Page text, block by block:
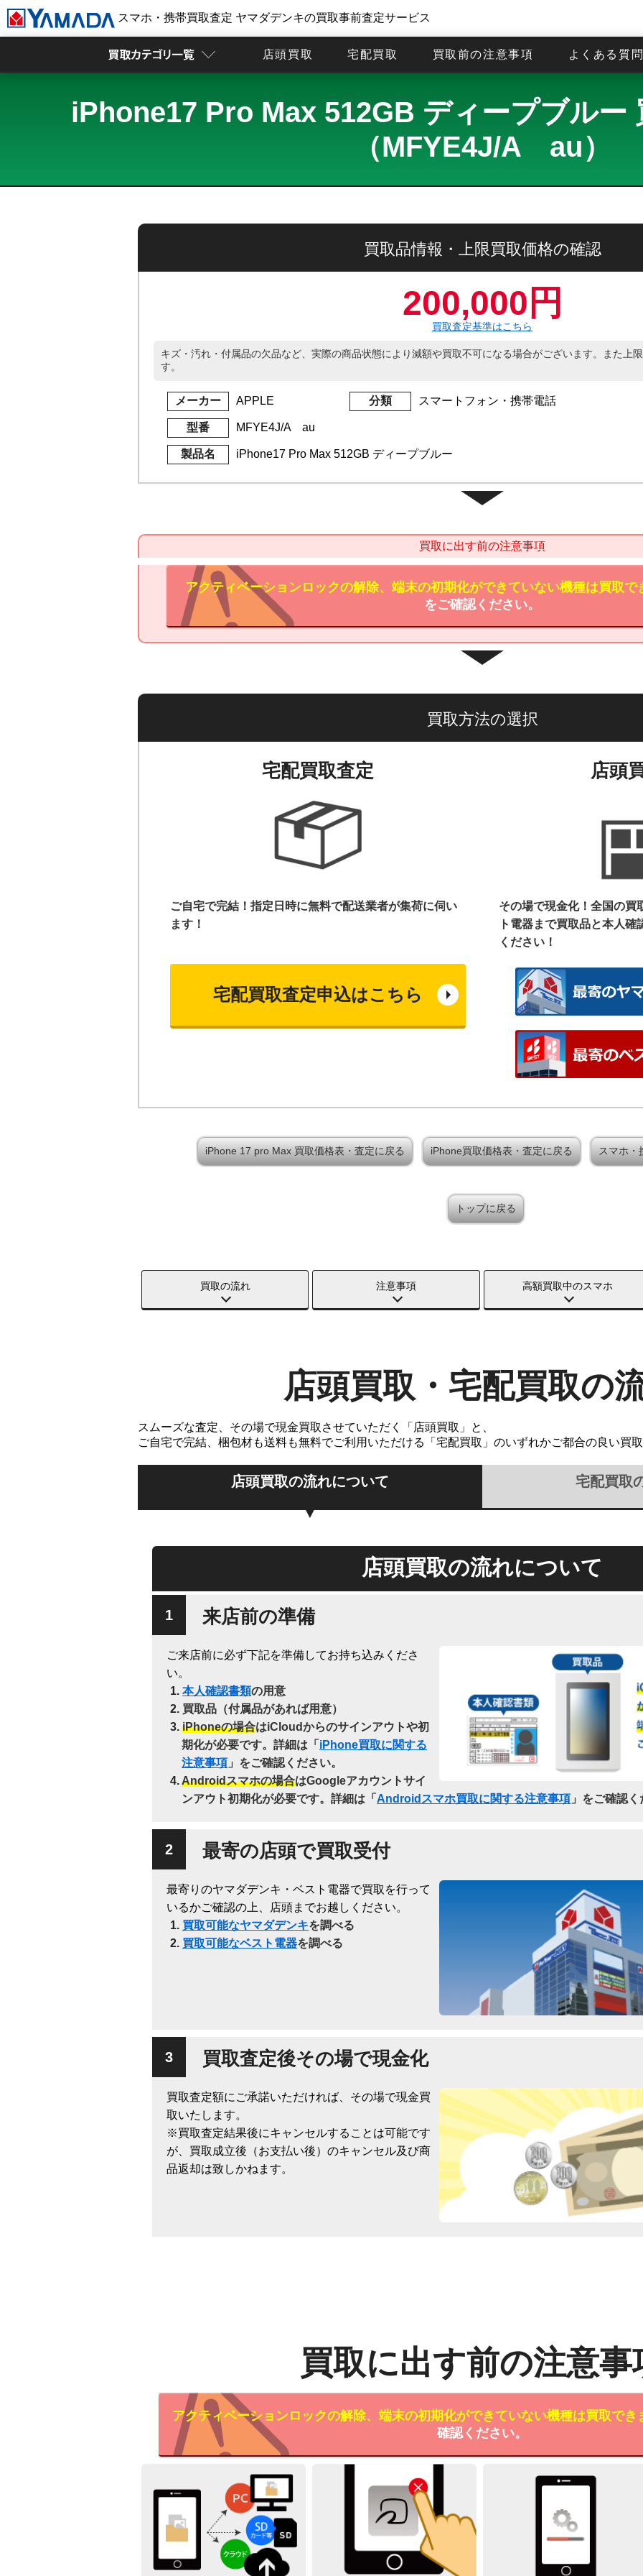
スマホ・携帯買取査定 ヤマダデンキの買取事前査定サービス
店頭買取 宅配買取 買取前の注意事項 よくある質
iPhone17 Pro Max 512GB ディープブルー
（MFYE4J/A au）
買取品情報・上限買取価格の確認
200,000円
買取査定基準はこちら
キズ・汚れ・付属品の欠品など、実際の商品状態により減額や買取不可になる場合がございます。また上
す。
メーカー APPLE 分類 スマートフォン・携帯電話
型番 MFYE4J/A au
製品名 iPhone17 Pro Max 512GB ディープブルー
買取に出す前の注意事項
アクティベーションロックの解除、端末の初期化ができていない機種は買取で
をご確認ください。
買取方法の選択
宅配買取査定
ご自宅で完結！指定日時に無料で配送業者が集荷に伺い
ます！
宅配買取査定申込はこちら
店頭
その場で現金化！全国の買
ト電器まで買取品と本人確
ください！
iPhone 17 pro Max 買取価格表・査定に戻る iPhone買取価格表・査定に戻る スマホ・
トップに戻る
買取の流れ 注意事項 高額買取中のスマホ
店頭買取・宅配買取の
スムーズな査定、その場で現金買取させていただく「店頭買取」と、
ご自宅で完結、梱包材も送料も無料でご利用いただける「宅配買取」のいずれかご都合の良い買
店頭買取の流れについて 宅配買取
店頭買取の流れについて
来店前の準備
ご来店前に必ず下記を準備してお持ち込みくださ
い。
本人確認書類の用意
買取品（付属品があれば用意）
iPhoneの場合はiCloudからのサインアウトや初
期化が必要です。詳細は「 iPhone買取に関する
注意事項 」をご確認ください。
Androidスマホの場合はGoogleアカウントサイ
ンアウト初期化が必要です。詳細は「 Androidスマホ買取に関する注意事項 」をご確認
最寄の店頭で買取受付
最寄りのヤマダデンキ・ベスト電器で買取を行って
いるかご確認の上、店頭までお越しください。
買取可能なヤマダデンキを調べる
買取可能なベスト電器を調べる
買取査定後その場で現金化
買取査定額にご承諾いただければ、その場で現金買
取いたします。
※買取査定結果後にキャンセルすることは可能です
が、買取成立後（お支払い後）のキャンセル及び商
品返却は致しかねます。
買取に出す前の注意事
アクティベーションロックの解除、端末の初期化ができていない機種は買取でき
確認ください。